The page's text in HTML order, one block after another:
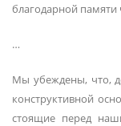
благодарной памяти
…
Мы убеждены, что,
конструктивной
стоящие перед